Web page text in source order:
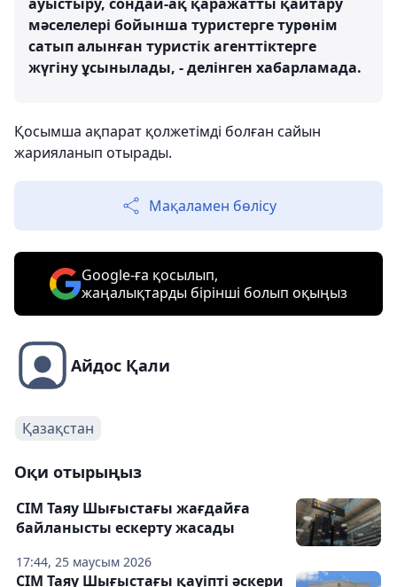
мәселелері бойынша туристерге турөнім
сатып алынған туристік агенттіктерге
жүгіну ұсынылады, - делінген хабарламада.
Қосымша ақпарат қолжетімді болған сайын
жарияланып отырады.
Мақаламен бөлісу
Google-ға қосылып,
жаңалықтарды бірінші болып оқыңыз
Айдос Қали
Қазақстан
Оқи отырыңыз
17:44, 25 маусым 2026
СІМ Таяу Шығыстағы жағдайға
байланысты ескерту жасады
СІМ Таяу Шығыстағы қауіпті әскери